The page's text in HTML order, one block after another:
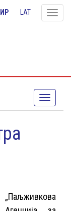
Toggle
LAT
Toggle